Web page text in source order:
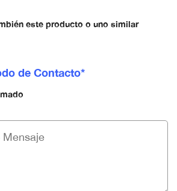
este producto o uno similar
de Contacto*